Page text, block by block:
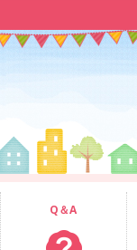
Q＆A